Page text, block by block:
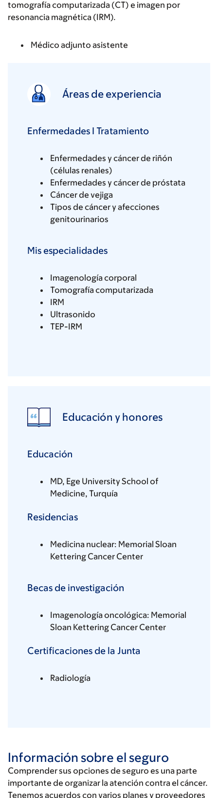
tomografía computarizada (CT) e imagen por
resonancia magnética (IRM).
Médico adjunto asistente
Áreas de experiencia
Enfermedades I Tratamiento
Enfermedades y cáncer de riñón
(células renales)
Enfermedades y cáncer de próstata
Cáncer de vejiga
Tipos de cáncer y afecciones
genitourinarios
Mis especialidades
Imagenología corporal
Tomografía computarizada
IRM
Ultrasonido
TEP-IRM
Educación y honores
Educación
MD, Ege University School of
Medicine, Turquía
Residencias
Medicina nuclear: Memorial Sloan
Kettering Cancer Center
Becas de investigación
Imagenología oncológica: Memorial
Sloan Kettering Cancer Center
Certificaciones de la Junta
Radiología
Información sobre el seguro
Comprender sus opciones de seguro es una parte
importante de organizar la atención contra el cáncer.
Tenemos acuerdos con varios planes y proveedores